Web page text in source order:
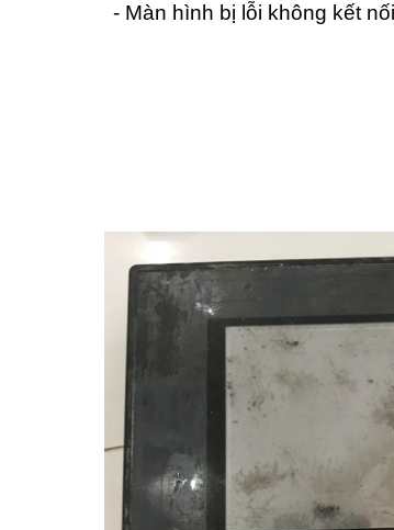
- Màn hình bị lỗi không kết